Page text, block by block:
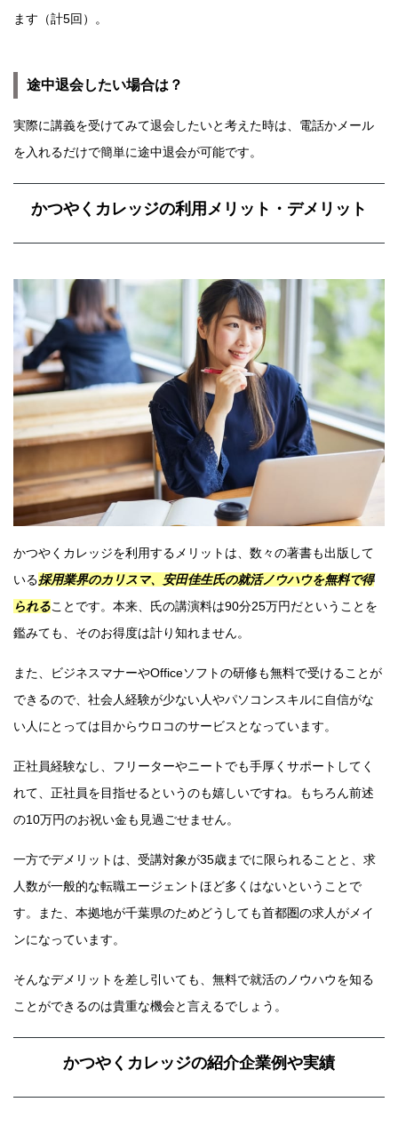
ます（計5回）。
途中退会したい場合は？
実際に講義を受けてみて退会したいと考えた時は、電話かメール
を入れるだけで簡単に途中退会が可能です。
かつやくカレッジの利用メリット・デメリット
かつやくカレッジを利用するメリットは、数々の著書も出版して
いる採用業界のカリスマ、安田佳生氏の就活ノウハウを無料で得
られることです。本来、氏の講演料は90分25万円だということを
鑑みても、そのお得度は計り知れません。
また、ビジネスマナーやOfficeソフトの研修も無料で受けることが
できるので、社会人経験が少ない人やパソコンスキルに自信がな
い人にとっては目からウロコのサービスとなっています。
正社員経験なし、フリーターやニートでも手厚くサポートしてく
れて、正社員を目指せるというのも嬉しいですね。もちろん前述
の10万円のお祝い金も見過ごせません。
一方でデメリットは、受講対象が35歳までに限られることと、求
人数が一般的な転職エージェントほど多くはないということで
す。また、本拠地が千葉県のためどうしても首都圏の求人がメイ
ンになっています。
そんなデメリットを差し引いても、無料で就活のノウハウを知る
ことができるのは貴重な機会と言えるでしょう。
かつやくカレッジの紹介企業例や実績